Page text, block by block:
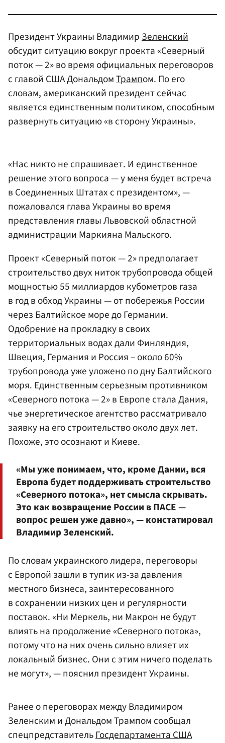
Президент Украины ВладимирЗеленский
обсудит ситуацию вокруг проекта «Северный
поток — 2» во время официальных переговоров
с главой США ДональдомТрампом. По его
словам, американский президент сейчас
является единственным политиком, способным
развернуть ситуацию «в сторону Украины».
«Нас никто не спрашивает. И единственное
решение этого вопроса — у меня будет встреча
в Соединенных Штатах с президентом», —
пожаловался глава Украины во время
представления главы Львовской областной
администрации Маркияна Мальского.
Проект «Северный поток — 2» предполагает
строительство двух ниток трубопровода общей
мощностью 55 миллиардов кубометров газа
в год в обход Украины — от побережья России
через Балтийское море до Германии.
Одобрение на прокладку в своих
территориальных водах дали Финляндия,
Швеция, Германия и Россия – около 60%
трубопровода уже уложено по дну Балтийского
моря. Единственным серьезным противником
«Северного потока — 2» в Европе стала Дания,
чье энергетическое агентство рассматривало
заявку на его строительство около двух лет.
Похоже, это осознают и Киеве.
«Мы уже понимаем, что, кроме Дании, вся
Европа будет поддерживать строительство
«Северного потока», нет смысла скрывать.
Это как возвращение России в ПАСЕ —
вопрос решен уже давно», — констатировал
Владимир Зеленский.
По словам украинского лидера, переговоры
с Европой зашли в тупик из-за давления
местного бизнеса, заинтересованного
в сохранении низких цен и регулярности
поставок. «Ни Меркель, ни Макрон не будут
влиять на продолжение «Северного потока»,
потому что на них очень сильно влияет их
локальный бизнес. Они с этим ничего поделать
не могут», — пояснил президент Украины.
Ранее о переговорах между Владимиром
Зеленским и Дональдом Трампом сообщал
спецпредставительГосдепартамента США